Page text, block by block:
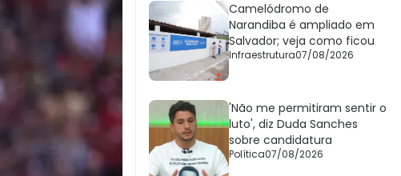
Camelódromo de
Narandiba é ampliado em
Salvador; veja como ficou
Infraestrutura07/08/2026
'Não me permitiram sentir o
luto', diz Duda Sanches
sobre candidatura
Política07/08/2026